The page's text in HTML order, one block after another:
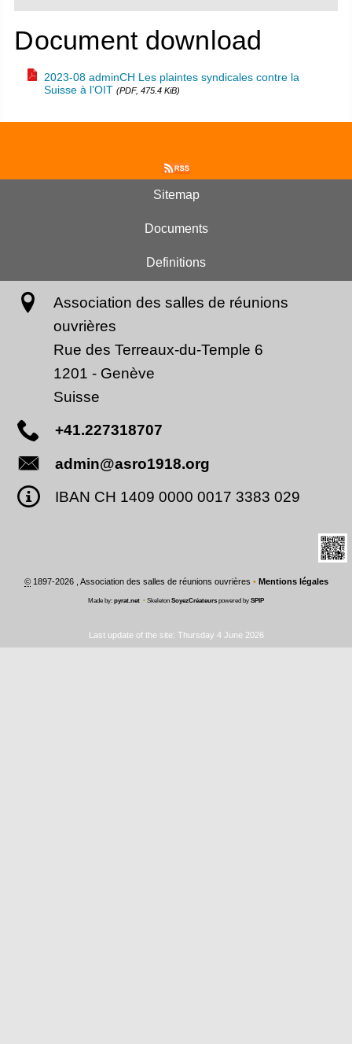
Document download
2023-08 adminCH Les plaintes syndicales contre la
Suisse à l’OIT (PDF, 475.4 KiB)
Sitemap
Documents
Definitions
Association des salles de réunions
ouvrières
Rue des Terreaux-du-Temple 6
1201 - Genève
Suisse
+41.227318707
admin@asro1918.org
IBAN CH 1409 0000 0017 3383 029
©1897-2026 , Association des salles de réunions ouvrières • Mentions légales
Made by: pyrat.net • Skeleton SoyezCréateurs powered by SPIP
Last update of the site: Thursday 4 June 2026